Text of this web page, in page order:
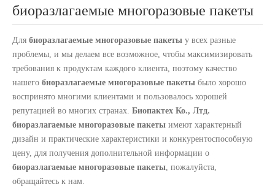
биоразлагаемые многоразовые пакеты
Для биоразлагаемые многоразовые пакеты у всех разные
проблемы, и мы делаем все возможное, чтобы максимизировать
требования к продуктам каждого клиента, поэтому качество
нашего биоразлагаемые многоразовые пакеты было хорошо
воспринято многими клиентами и пользовалось хорошей
репутацией во многих странах. Биопактех Ко., Лтд.
биоразлагаемые многоразовые пакеты имеют характерный
дизайн и практические характеристики и конкурентоспособную
цену, для получения дополнительной информации о
биоразлагаемые многоразовые пакеты, пожалуйста,
обращайтесь к нам.